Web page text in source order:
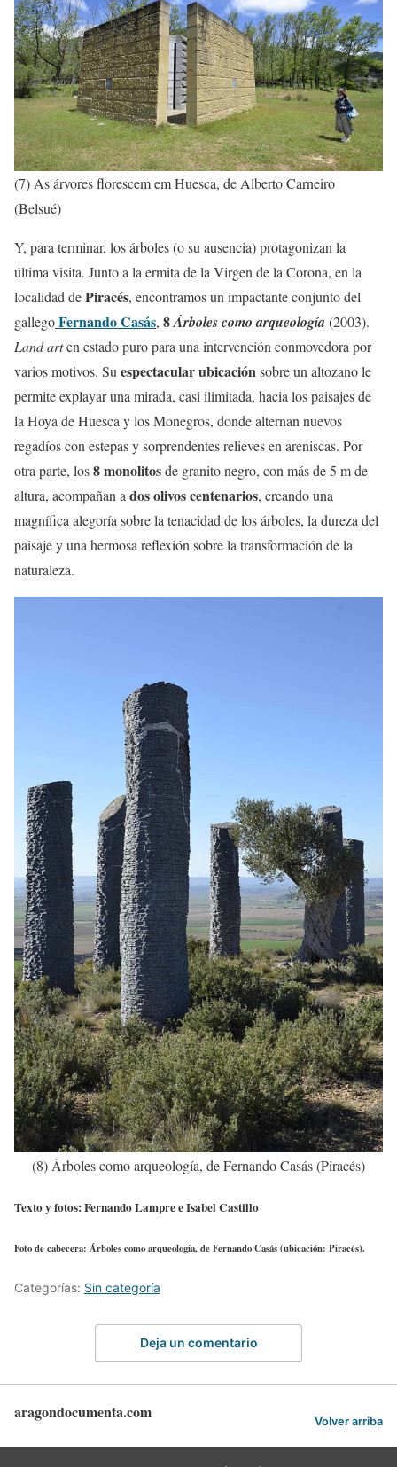
(7) As árvores florescem em Huesca, de Alberto Carneiro
(Belsué)
Y, para terminar, los árboles (o su ausencia) protagonizan la
última visita. Junto a la ermita de la Virgen de la Corona, en la
localidad dePiracés, encontramos un impactante conjunto del
gallegoFernando Casás, 8Árboles como arqueología(2003).
Land arten estado puro para una intervención conmovedora por
varios motivos. Su espectacular ubicaciónsobre un altozano le
permite explayar una mirada, casi ilimitada, hacia los paisajes de
la Hoya de Huesca y los Monegros, donde alternan nuevos
regadíos con estepas y sorprendentes relieves en areniscas. Por
otra parte, los8 monolitosde granito negro, con más de 5 m de
altura, acompañan a dos olivos centenarios, creando una
magnífica alegoría sobre la tenacidad de los árboles, la dureza del
paisaje y una hermosa reflexión sobre la transformación de la
naturaleza.
(8) Árboles como arqueología, de Fernando Casás (Piracés)
Texto y fotos: Fernando Lampre e Isabel Castillo
Foto de cabecera: Árboles como arqueología, de Fernando Casás (ubicación: Piracés).
Categorías: Sin categoría
Deja un comentario
aragondocumenta.com Volver arriba